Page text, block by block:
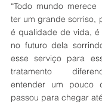
“Todo mundo
ter um grande sorriso,
é qualidade de vida,
no futuro dela
esse serviço para
tratamento
entender um pouco
passou para chegar